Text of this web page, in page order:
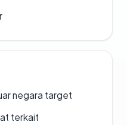
negara target
terkait